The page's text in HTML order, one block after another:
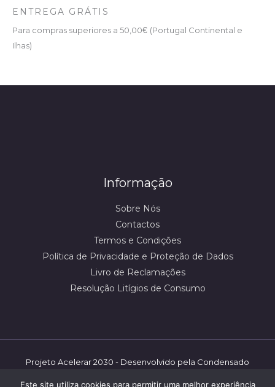
ENTREGA GRÁTIS
Para compras superiores a 50,00€ (Portugal Continental e
Ilhas)
Informação
Sobre Nós
Contactos
Termos e Condições
Política de Privacidade e Proteção de Dados
Livro de Reclamações
Resolução Litígios de Consumo
Projeto Acelerar 2030 - Desenvolvido pela Condensado
Este site utiliza cookies para permitir uma melhor experiência